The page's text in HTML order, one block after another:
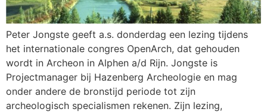
Peter Jongste geeft a.s. donderdag een lezing tijdens
het internationale congres OpenArch, dat gehouden
wordt in Archeon in Alphen a/d Rijn. Jongste is
Projectmanager bij Hazenberg Archeologie en mag
onder andere de bronstijd periode tot zijn
archeologisch specialismen rekenen. Zijn lezing,